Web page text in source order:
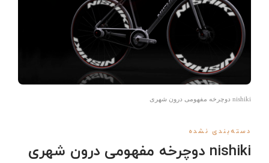
nishiki دوچرخه مفهومی درون شهری
دسته‌بندی نشده
nishiki دوچرخه مفهومی درون شهری